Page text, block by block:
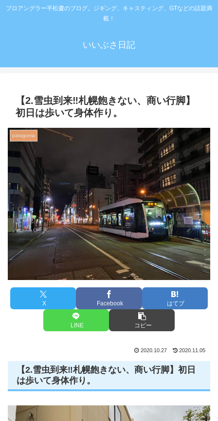
プロアングラー平松慶のブログ。ジギング、キャスティング、GTなどの話題満
載！
いいぶさ日記
【2.雪虫到来‼️札幌飽きない、商い行脚】
初日は歩いて身体作り。
patagonia
X Facebook はてブ
LINE コピー
2020.10.27 2020.11.05
【2.雪虫到来‼️札幌飽きない、商い行脚】初日
は歩いて身体作り。